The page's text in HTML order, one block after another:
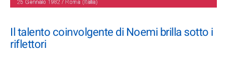
Il talento coinvolgente di Noemi brilla sotto i
riflettori